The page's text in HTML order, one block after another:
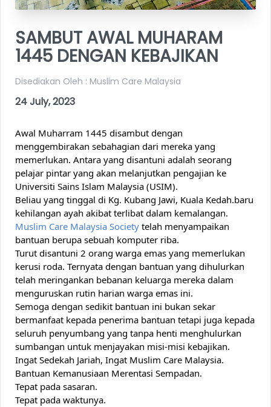
SAMBUT AWAL MUHARAM
1445 DENGAN KEBAJIKAN
Disediakan Oleh : Muslim Care Malaysia
24 July, 2023
Awal Muharram 1445 disambut dengan
menggembirakan sebahagian dari mereka yang
memerlukan. Antara yang disantuni adalah seorang
pelajar pintar yang akan melanjutkan pengajian ke
Universiti Sains Islam Malaysia (USIM).
Beliau yang tinggal di Kg. Kubang Jawi, Kuala Kedah.baru
kehilangan ayah akibat terlibat dalam kemalangan.
Muslim Care Malaysia Society telah menyampaikan
bantuan berupa sebuah komputer riba.
Turut disantuni 2 orang warga emas yang memerlukan
kerusi roda. Ternyata dengan bantuan yang dihulurkan
telah meringankan bebanan keluarga mereka dalam
menguruskan rutin harian warga emas ini.
Semoga dengan sedikit bantuan ini bukan sekar
bermanfaat kepada penerima bantuan tetapi juga kepada
seluruh penyumbang yang tanpa henti menghulurkan
sumbangan untuk menjayakan misi-misi kebajikan.
Ingat Sedekah Jariah, Ingat Muslim Care Malaysia.
Bantuan Kemanusiaan Merentasi Sempadan.
Tepat pada sasaran.
Tepat pada waktunya.